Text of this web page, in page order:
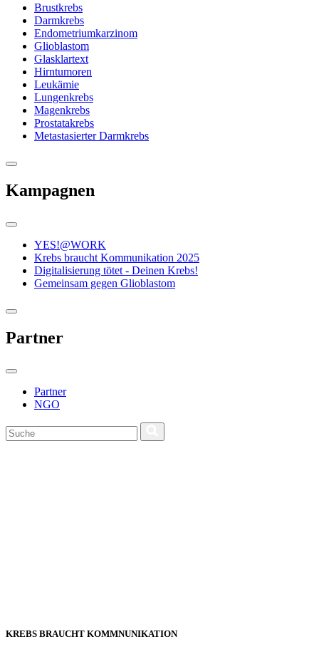
Brustkrebs
Darmkrebs
Endometriumkarzinom
Glioblastom
Glasklartext
Hirntumoren
Leukämie
Lungenkrebs
Magenkrebs
Prostatakrebs
Metastasierter Darmkrebs
Kampagnen
YES!@WORK
Krebs braucht Kommunikation 2025
Digitalisierung tötet - Deinen Krebs!
Gemeinsam gegen Glioblastom
Partner
Partner
NGO
KREBS BRAUCHT KOMMNUNIKATION